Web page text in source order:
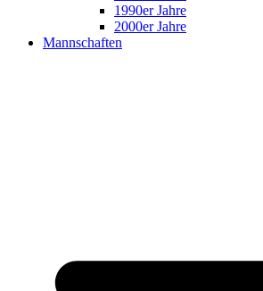
1990er Jahre
2000er Jahre
Mannschaften